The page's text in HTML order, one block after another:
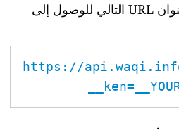
يمكنك بعد ذلك استخدام عنوان URL التالي للوصول إلى
https://
.